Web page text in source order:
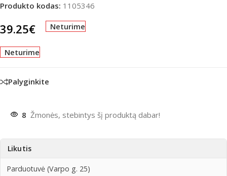
Produkto kodas: 1105346
39.25€ Neturime
Neturime
Palyginkite
8 Žmonės, stebintys šį produktą dabar!
Likutis
Parduotuvė (Varpo g. 25)